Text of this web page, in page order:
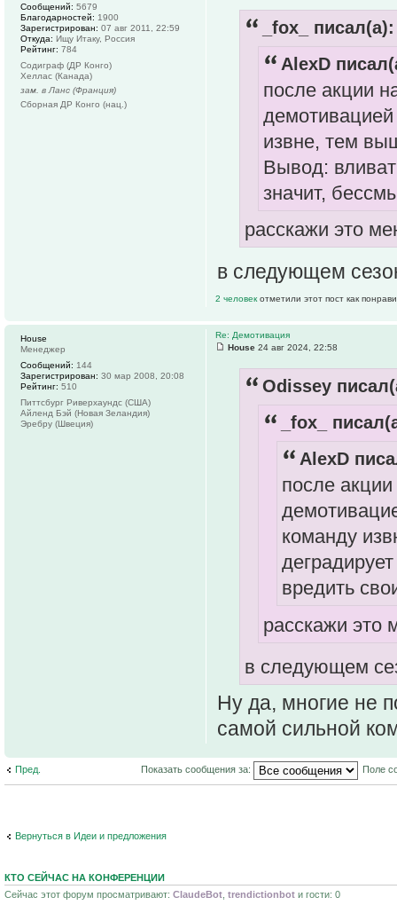
_fox_ писал(а):
AlexD
после акции
извне, тем
Вывод:
значит,
расскажи это
в следующем
2 человек отметили этот пост как
Сообщений: 5679
Благодарностей: 1900
Зарегистрирован: 07 авг 2011, 22:59
Откуда: Ищу Итаку, Россия
Рейтинг: 784
Содиграф (ДР Конго)
Хеллас (Канада)
зам. в Ланс (Франция)
Сборная ДР Конго (нац.)
Re: Демотивация
House 24 авг 2024, 22:58
Odissey
_fox_
AlexD
после
команду
вредить
расскажи это
в следующем
Ну да, многие не
самой сильной
House
Менеджер
Сообщений: 144
Зарегистрирован: 30 мар 2008, 20:08
Рейтинг: 510
Питтсбург Риверхаундс (США)
Айленд Бэй (Новая Зеландия)
Эребру (Швеция)
Пред. Показать сообщения за: Поле
Вернуться в Идеи и предложения
КТО СЕЙЧАС НА КОНФЕРЕНЦИИ
Сейчас этот форум просматривают: ClaudeBot trendictionbot и гости: 0